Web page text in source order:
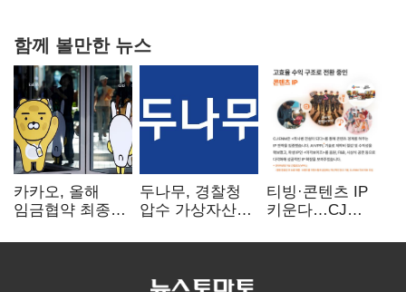
함께 볼만한 뉴스
카카오, 올해
임금협약 최종
인상·격려금
두나무, 경찰청
압수 가상자산
커스터디 사업
티빙·콘텐츠 IP
키운다…CJ
글로벌 확장 가속